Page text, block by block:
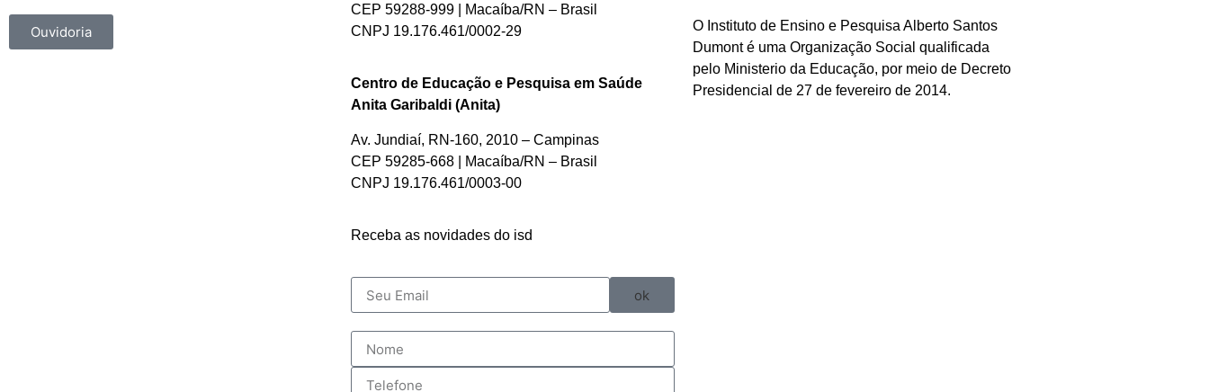
Ouvidoria
CEP 59288-999 | Macaíba/RN – Brasil
CNPJ 19.176.461/0002-29
Centro de Educação e Pesquisa em Saúde
Anita Garibaldi (Anita)
Av. Jundiaí, RN-160, 2010 – Campinas
CEP 59285-668 | Macaíba/RN – Brasil
CNPJ 19.176.461/0003-00
Receba as novidades do isd
ok
O Instituto de Ensino e Pesquisa Alberto Santos
Dumont é uma Organização Social qualificada
pelo Ministerio da Educação, por meio de Decreto
Presidencial de 27 de fevereiro de 2014.